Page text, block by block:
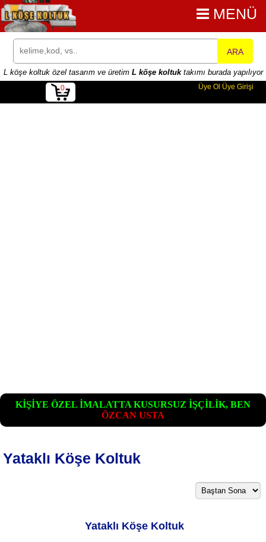
MENÜ
ARA
L köşe koltuk özel tasarım ve üretim L köşe koltuktakımı burada yapılıyor
0 Üye Ol Üye Girişi
KİŞİYE ÖZEL İMALATTA KUSURSUZ İŞÇİLİK, BEN
ÖZCAN USTA
Yataklı Köşe Koltuk
Yataklı Köşe Koltuk